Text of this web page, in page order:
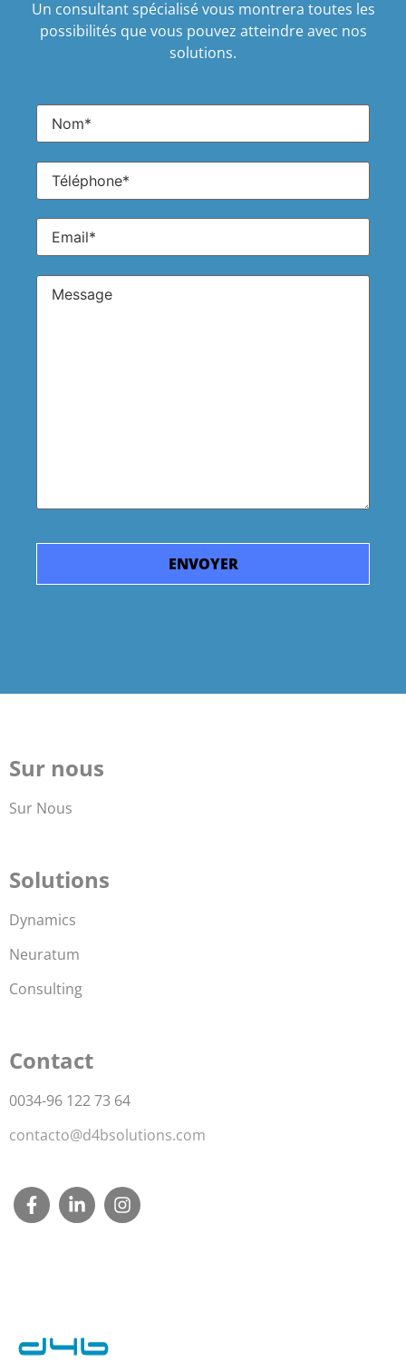
Un consultant spécialisé vous montrera toutes les
possibilités que vous pouvez atteindre avec nos
solutions.
Sur nous
Sur Nous
Solutions
Dynamics
Neuratum
Consulting
Contact
0034-96 122 73 64
contacto@d4bsolutions.com